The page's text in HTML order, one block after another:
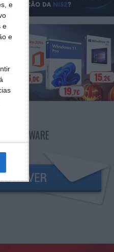
e
e
e
PPLWARE